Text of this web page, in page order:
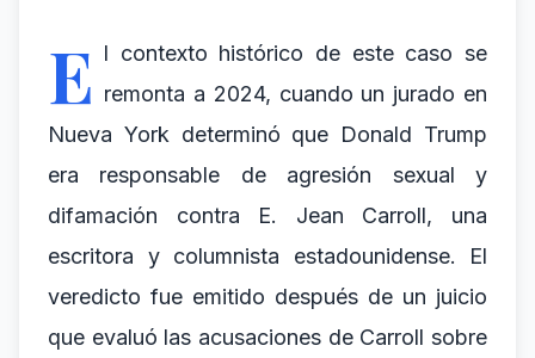
E l contexto histórico de este caso se
remonta a 2024, cuando un jurado en
Nueva York determinó que Donald Trump
era responsable de agresión sexual y
difamación contra E. Jean Carroll, una
escritora y columnista estadounidense. El
veredicto fue emitido después de un juicio
que evaluó las acusaciones de Carroll sobre